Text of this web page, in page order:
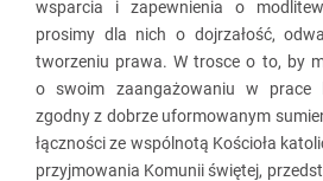
wsparcia i zapewnienia o
prosimy dla nich o dojrzałość,
tworzeniu prawa. W trosce o to, by
o swoim zaangażowaniu w prace
zgodny z dobrze uformowanym
łączności ze wspólnotą Kościoła
przyjmowania Komunii świętej,